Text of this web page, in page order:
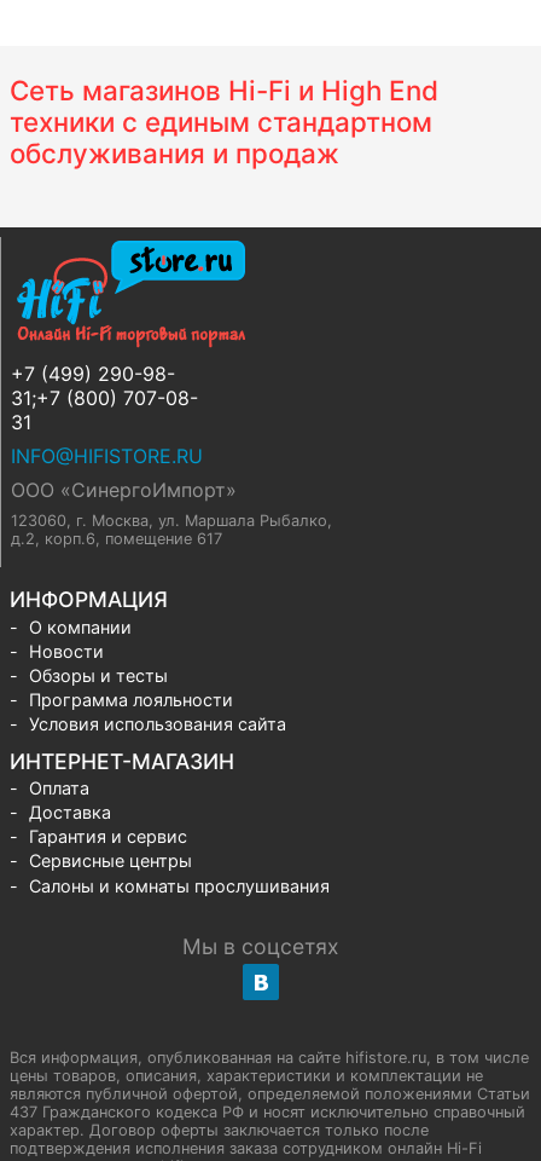
Сеть магазинов Hi-Fi и High End
техники с единым стандартном
обслуживания и продаж
+7 (499) 290-98-
31;+7 (800) 707-08-
31
INFO@HIFISTORE.RU
ООО «СинергоИмпорт»
123060, г. Москва, ул. Маршала Рыбалко,
д.2, корп.6, помещение 617
ИНФОРМАЦИЯ
О компании
Новости
Обзоры и тесты
Программа лояльности
Условия использования сайта
ИНТЕРНЕТ-МАГАЗИН
Оплата
Доставка
Гарантия и сервис
Сервисные центры
Салоны и комнаты прослушивания
Мы в соцсетях
Вся информация, опубликованная на сайте hifistore.ru, в том числе
цены товаров, описания, характеристики и комплектации не
являются публичной офертой, определяемой положениями Статьи
437 Гражданского кодекса РФ и носят исключительно справочный
характер. Договор оферты заключается только после
подтверждения исполнения заказа сотрудником онлайн Hi-Fi